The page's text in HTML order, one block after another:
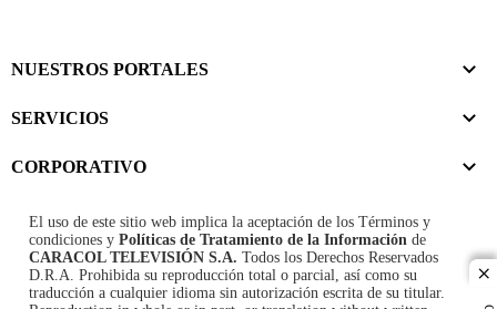
NUESTROS PORTALES
SERVICIOS
CORPORATIVO
El uso de este sitio web implica la aceptación de los Términos y
condiciones y Políticas de Tratamiento de la Información de
CARACOL TELEVISIÓN S.A. Todos los Derechos Reservados
D.R.A. Prohibida su reproducción total o parcial, así como su
traducción a cualquier idioma sin autorización escrita de su titular.